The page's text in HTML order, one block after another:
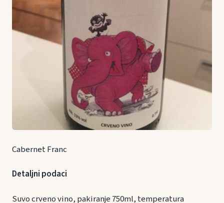
Cabernet Franc
Detaljni podaci
Suvo crveno vino, pakiranje 750ml, temperatura